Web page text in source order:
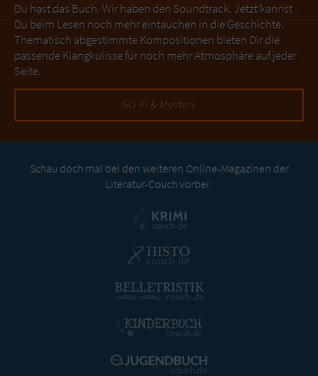
Du hast das Buch. Wir haben den Soundtrack. Jetzt kannst
Du beim Lesen noch mehr eintauchen in die Geschichte.
Thematisch abgestimmte Kompositionen bieten Dir die
passende Klangkulisse für noch mehr Atmosphäre auf jeder
Seite.
Sci-Fi & Mystery
Schau doch mal bei den weiteren Online-Magazinen der
Literatur-Couch vorbei: